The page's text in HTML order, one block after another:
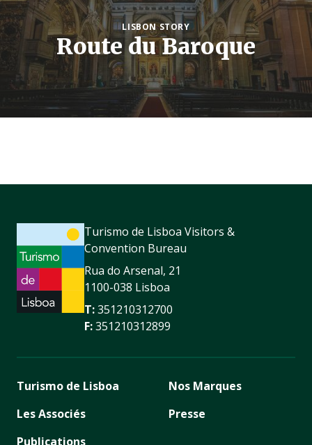
LISBON STORY
Route du Baroque
Turismo de Lisboa Visitors &
Convention Bureau
Rua do Arsenal, 21
1100-038 Lisboa
T:351210312700
F:351210312899
Turismo de Lisboa
Les Associés
Publications
Nos Marques
Presse